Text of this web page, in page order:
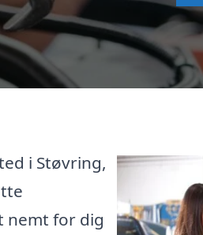
i Støvring,
nemt for dig